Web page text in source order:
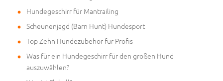
Hundegeschirr für Mantrailing
Scheunenjagd (Barn Hunt) Hundesport
Top Zehn Hundezubehör für Profis
Was für ein Hundegeschirr für den großen Hund
auszuwählen?